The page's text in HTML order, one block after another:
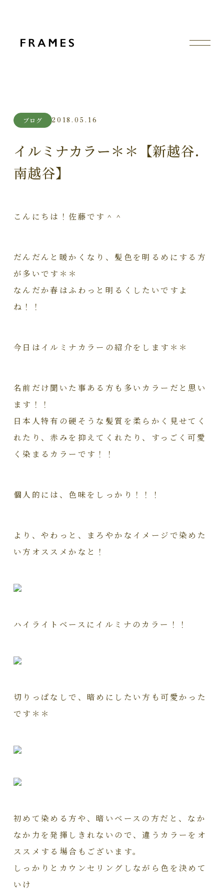
ブログ 2018.05.16
イルミナカラー＊＊【新越谷.
南越谷】
こんにちは！佐藤です＾＾
だんだんと暖かくなり、髪色を明るめにする方
が多いです＊＊
なんだか春はふわっと明るくしたいですよ
ね！！
今日はイルミナカラーの紹介をします＊＊
名前だけ聞いた事ある方も多いカラーだと思い
ます！！
日本人特有の硬そうな髪質を柔らかく見せてく
れたり、赤みを抑えてくれたり、すっごく可愛
く染まるカラーです！！
個人的には、色味をしっかり！！！
より、やわっと、まろやかなイメージで染めた
い方オススメかなと！
ハイライトベースにイルミナのカラー！！
切りっぱなしで、暗めにしたい方も可愛かった
です＊＊
初めて染める方や、暗いベースの方だと、なか
なか力を発揮しきれないので、違うカラーをオ
ススメする場合もございます。
しっかりとカウンセリングしながら色を決めて
いけ